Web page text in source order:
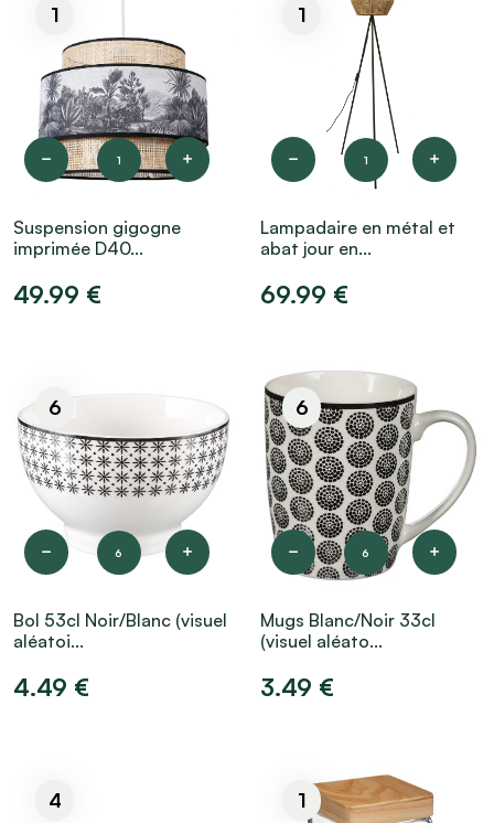
1
1
Suspension gigogne
imprimée D40...
49.99 €
1
1
Lampadaire en métal et
abat jour en...
69.99 €
6
6
Bol 53cl Noir/Blanc (visuel
aléatoi...
4.49 €
6
6
Mugs Blanc/Noir 33cl
(visuel aléato...
3.49 €
4 1